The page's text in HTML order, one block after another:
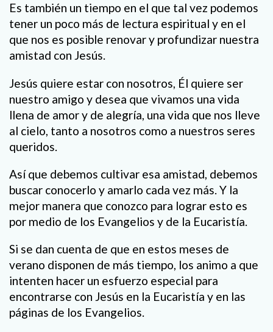
Es también un tiempo en el que tal vez podemos
tener un poco más de lectura espiritual y en el
que nos es posible renovar y profundizar nuestra
amistad con Jesús.
Jesús quiere estar con nosotros, Él quiere ser
nuestro amigo y desea que vivamos una vida
llena de amor y de alegría, una vida que nos lleve
al cielo, tanto a nosotros como a nuestros seres
queridos.
Así que debemos cultivar esa amistad, debemos
buscar conocerlo y amarlo cada vez más. Y la
mejor manera que conozco para lograr esto es
por medio de los Evangelios y de la Eucaristía.
Si se dan cuenta de que en estos meses de
verano disponen de más tiempo, los animo a que
intenten hacer un esfuerzo especial para
encontrarse con Jesús en la Eucaristía y en las
páginas de los Evangelios.